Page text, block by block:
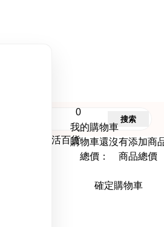
0
我的購物車
購物車還沒有添加商
總價： 商品總價
確定購物車
搜索